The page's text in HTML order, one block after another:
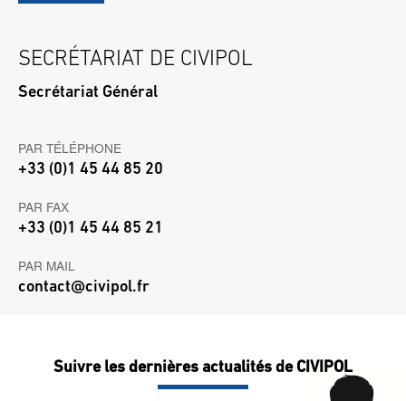
SECRÉTARIAT DE CIVIPOL
Secrétariat Général
PAR TÉLÉPHONE
+33 (0)1 45 44 85 20
PAR FAX
+33 (0)1 45 44 85 21
PAR MAIL
contact@civipol.fr
Suivre les dernières actualités de CIVIPOL